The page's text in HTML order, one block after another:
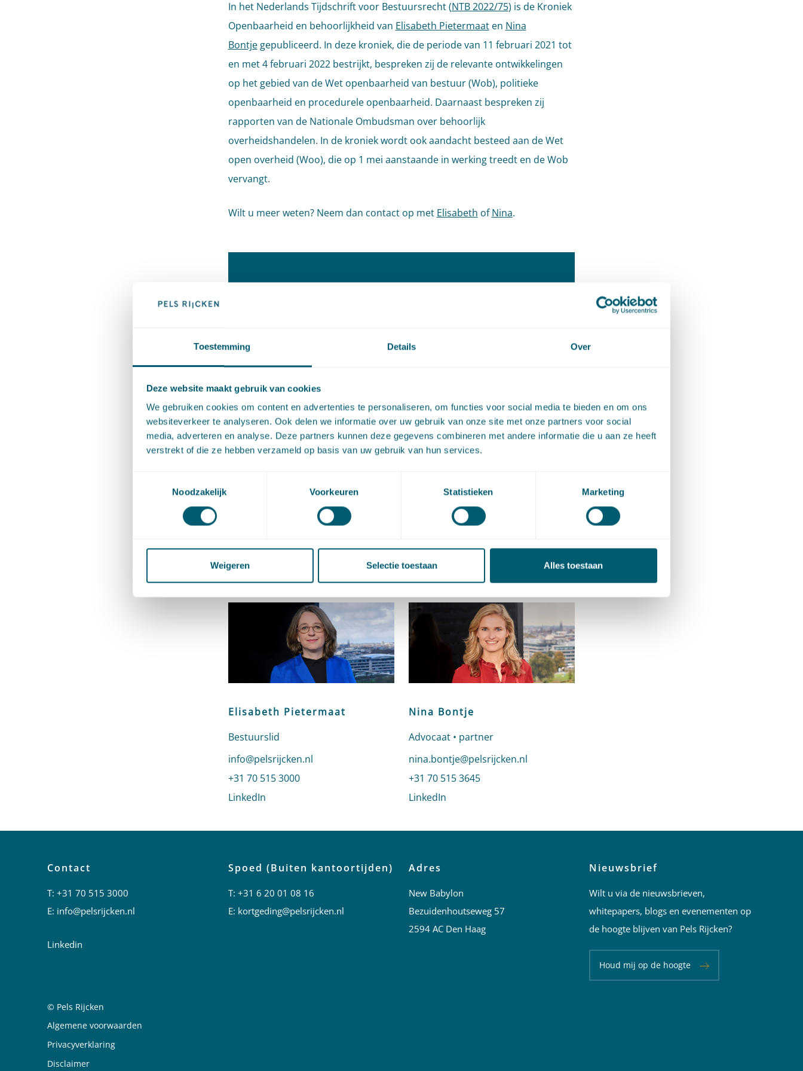
Toestemming Details Over
Deze website maakt gebruik van cookies
We gebruiken cookies om content en advertenties te personaliseren, om functies voor social media te bieden en om ons
websiteverkeer te analyseren. Ook delen we informatie over uw gebruik van onze site met onze partners voor social
media, adverteren en analyse. Deze partners kunnen deze gegevens combineren met andere informatie die u aan ze heeft
verstrekt of die ze hebben verzameld op basis van uw gebruik van hun services.
Noodzakelijk
Voorkeuren Statistieken Marketing
Weigeren Selectie toestaan Alles toestaan
In het Nederlands Tijdschrift voor Bestuursrecht (NTB 2022/75) is de Kroniek
Openbaarheid en behoorlijkheid van Elisabeth Pietermaaten Nina
Bontjegepubliceerd. In deze kroniek, die de periode van 11 februari 2021 tot
en met 4 februari 2022 bestrijkt, bespreken zij de relevante ontwikkelingen
op het gebied van de Wet openbaarheid van bestuur (Wob), politieke
openbaarheid en procedurele openbaarheid. Daarnaast bespreken zij
rapporten van de Nationale Ombudsman over behoorlijk
overheidshandelen. In de kroniek wordt ook aandacht besteed aan de Wet
open overheid (Woo), die op 1 mei aanstaande in werking treedt en de Wob
vervangt.
Wilt u meer weten? Neem dan contact op met Elisabeth ofNina.
Bron: NTB 2023/79, E.C. Pietermaat & N.N. Bontje
Downloaden
LinkedIn en
Contact
Elisabeth Pietermaat
Bestuurslid
Stuur een e-mail naar Elisabeth Pietermaat
info@pelsrijcken.nl
Bel naar Elisabeth Pietermaat
+31 70 515 3000
LinkedIn profiel van Elisabeth Pietermaat
Nina Bontje
Advocaat • partner
Stuur een e-mail naar Nina Bontje
nina.bontje@pelsrijcken.nl
Bel naar Nina Bontje
+31 70 515 3645
LinkedIn
Contact
T:+31 70 515 3000
E: info@pelsrijcken.nl
Linkedin
Spoed (Buiten kantoortijden)
T: +31 6 20 01 08 16
E: kortgeding@pelsrijcken.nl
Adres
New Babylon
Bezuidenhoutseweg 57
2594 AC Den Haag
Nieuwsbrief
Wilt u via de nieuwsbrieven,
whitepapers, blogs en evenementen op
de hoogte blijven van Pels Rijcken?
Houd mij op de hoogte
Juridische informatie
© Pels Rijcken
Algemene voorwaarden
Privacyverklaring
Disclaimer